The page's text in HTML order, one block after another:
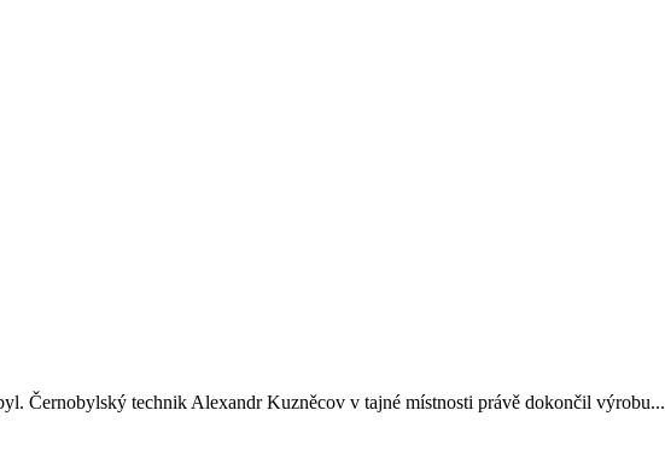
Černobylský technik Alexandr Kuzněcov v tajné místnosti právě dokončil výrobu...